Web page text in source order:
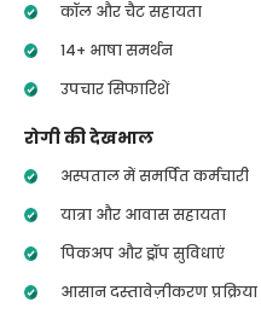
कॉल और चैट सहायता
14+ भाषा समर्थन
उपचार सिफारिशें
रोगी की देखभाल
अस्पताल में समर्पित कर्मचारी
यात्रा और आवास सहायता
पिकअप और ड्रॉप सुविधाएं
आसान दस्तावेज़ीकरण प्रक्रिया